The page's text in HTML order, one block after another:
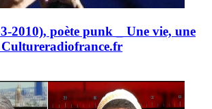
2010), poète punk _ Une vie, une
Cultureradiofrance.fr